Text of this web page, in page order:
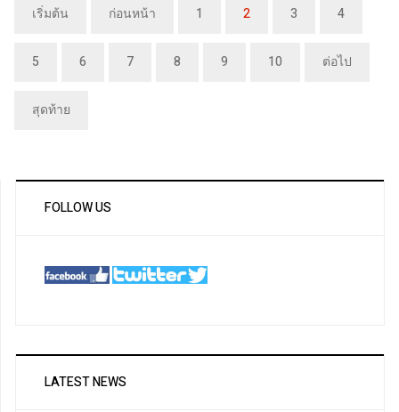
เริ่มต้น ก่อนหน้า 1 2 3 4
5 6 7 8 9 10 ต่อไป
สุดท้าย
FOLLOW US
LATEST NEWS